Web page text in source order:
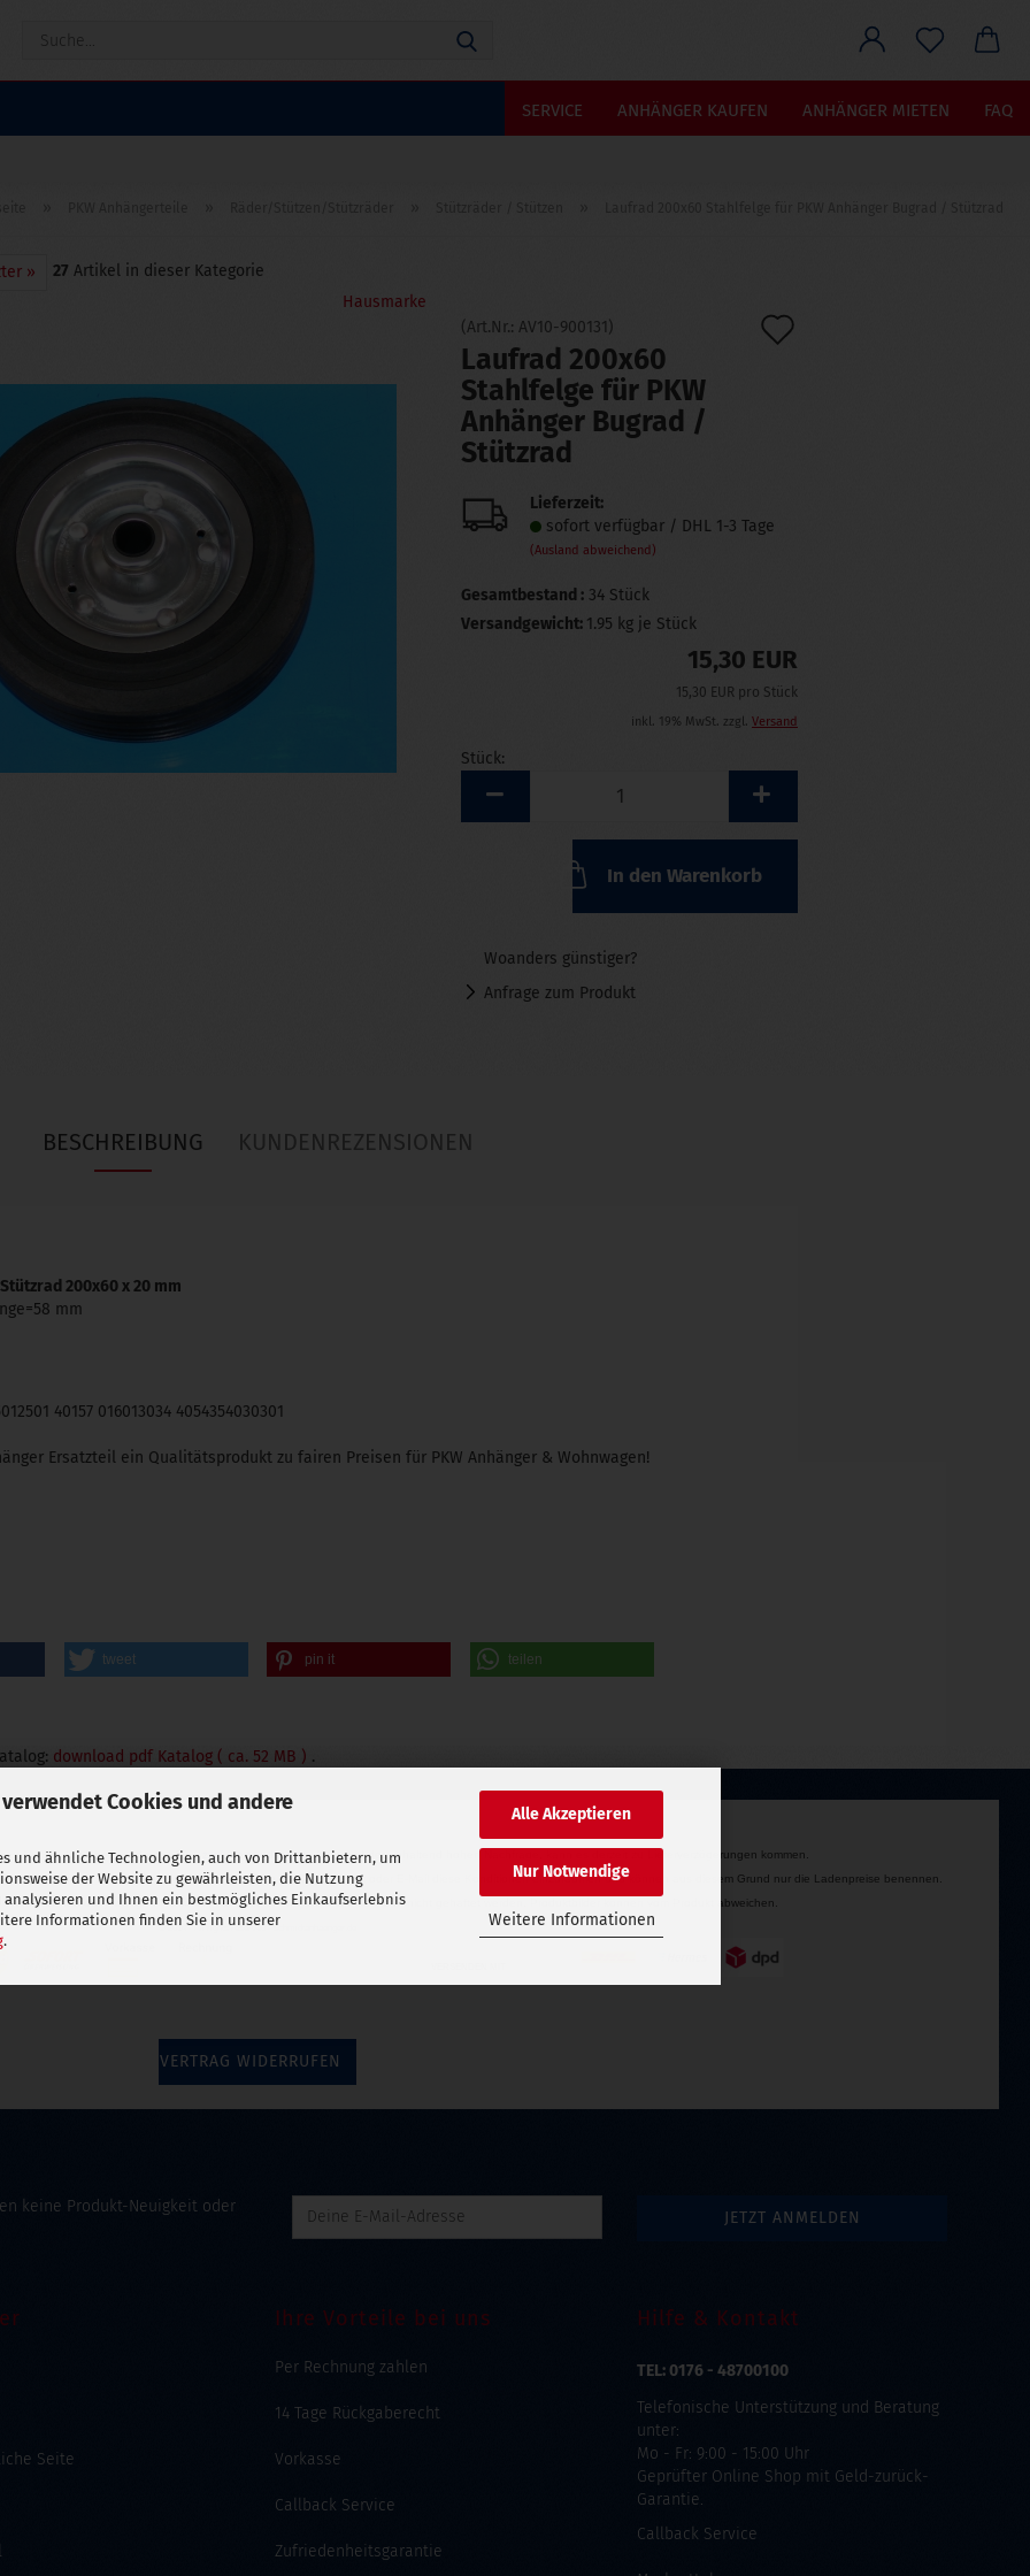
Cookies und andere
und ähnliche Technologien, auch von Drittanbietern, um
der Website zu gewährleisten, die Nutzung
analysieren und Ihnen ein bestmögliches Einkaufserlebnis
Informationen finden Sie in unserer
.
Alle Akzeptieren
Nur Notwendige
Weitere Informationen
SERVICE ANHÄNGER KAUFEN ANHÄNGER MIETEN FAQ
» 27 Artikel in dieser Kategorie
Hausmarke
(Art.Nr.: AV10-900131)
Laufrad 200x60
Stahlfelge für PKW
Anhänger Bugrad /
Stützrad
Lieferzeit:
sofort verfügbar / DHL 1-3 Tage
(Ausland abweichend)
Gesamtbestand : 34 Stück
Versandgewicht: 1.95 kg je Stück
15,30 EUR
15,30 EUR pro Stück
inkl. 19% MwSt. zzgl. Versand
Stück:
Stück
In den Warenkorb
Woanders günstiger?
Anfrage zum Produkt
BESCHREIBUNG KUNDENREZENSIONEN
200x60 x 20 mm
mm
40157 016013034 4054354030301
Ersatzteil ein Qualitätsprodukt zu fairen Preisen für PKW Anhänger & Wohnwagen!
tweet pin it teilen
download pdf Katalog ( ca. 52 MB ) .
MwSt., diese beträgt derzeit 19% zzgl.Versandkosten. Aufgrund der anhaltend hohen Nachfrage, kann es derzeit zu Lieferverzögerungen kommen.
Mitarbeiter haben nicht die Möglichkeit Ihnen per Telefon, Fax oder E-Mail diese Konditionen einzuräumen und können aus diesem Grund nur die Ladenpreise benennen.
der jeweiligen Hersteller. Für Irrtümer und Schreibfehler kann nicht gehaftet werden. Produktbilder können vom Produkt abweichen.
© 2014 - All rights reserved - schmidtanhaenger.de
VERTRAG WIDERRUFEN
keine Produkt-Neuigkeit oder
Seite
Ihre Vorteile bei uns
Per Rechnung zahlen
14 Tage Rückgaberecht
Vorkasse
Callback Service
Zufriedenheitsgarantie
Hilfe & Kontakt
TEL: 0176 - 48700100
Telefonische Unterstützung und Beratung
unter:
Mo - Fr: 9:00 - 15:00 Uhr
Geprüfter Online Shop mit Geld-zurück-
Garantie.
Callback Service